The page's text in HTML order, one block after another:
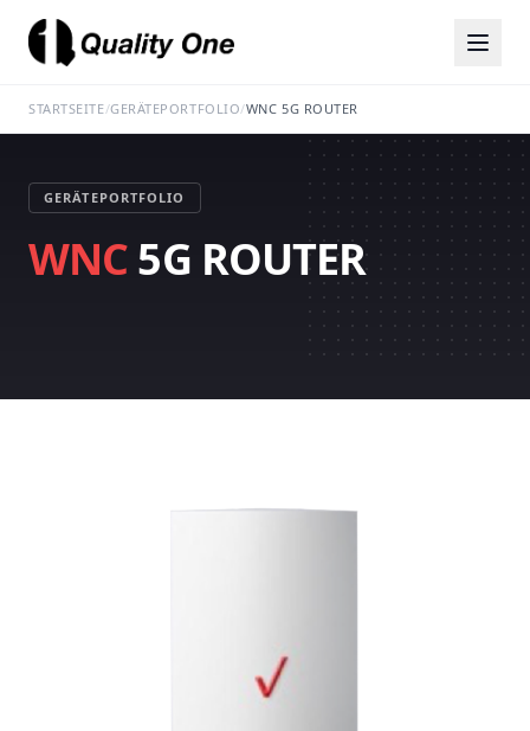
STARTSEITE/GERÄTEPORTFOLIO/WNC 5G ROUTER
GERÄTEPORTFOLIO
WNC5G ROUTER